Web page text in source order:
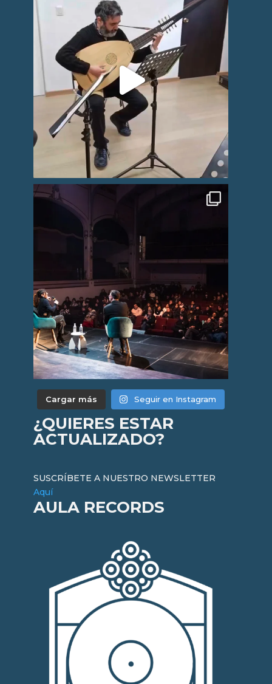
Cargar más Seguir en Instagram
¿QUIERES ESTAR
ACTUALIZADO?
SUSCRÍBETE A NUESTRO NEWSLETTER
Aquí
AULA RECORDS